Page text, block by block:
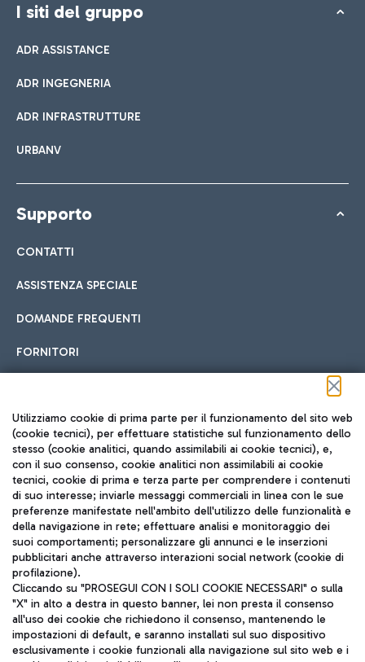
I siti del gruppo
ADR ASSISTANCE
ADR INGEGNERIA
ADR INFRASTRUTTURE
URBANV
Supporto
CONTATTI
ASSISTENZA SPECIALE
DOMANDE FREQUENTI
FORNITORI
Seguici sui social
TRAVEL JOURNAL
ITA
Utilizziamo cookie di prima parte per il funzionamento del sito web
(cookie tecnici), per effettuare statistiche sul funzionamento dello
stesso (cookie analitici, quando assimilabili ai cookie tecnici), e,
con il suo consenso, cookie analitici non assimilabili ai cookie
tecnici, cookie di prima e terza parte per comprendere i contenuti
di suo interesse; inviarle messaggi commerciali in linea con le sue
preferenze manifestate nell'ambito dell'utilizzo delle funzionalità e
della navigazione in rete; effettuare analisi e monitoraggio dei
suoi comportamenti; personalizzare gli annunci e le inserzioni
pubblicitari anche attraverso interazioni social network (cookie di
profilazione).
Cliccando su "PROSEGUI CON I SOLI COOKIE NECESSARI" o sulla
"X" in alto a destra in questo banner, lei non presta il consenso
all'uso dei cookie che richiedono il consenso, mantenendo le
impostazioni di default, e saranno installati sul suo dispositivo
esclusivamente i cookie funzionali alla navigazione sul sito web e i